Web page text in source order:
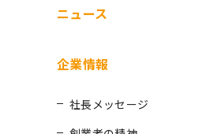
ニュース
企業情報
社長メッセージ